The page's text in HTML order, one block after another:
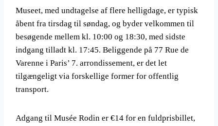
Museet, med undtagelse af flere helligdage, er typisk
åbent fra tirsdag til søndag, og byder velkommen til
besøgende mellem kl. 10:00 og 18:30, med sidste
indgang tilladt kl. 17:45. Beliggende på 77 Rue de
Varenne i Paris’ 7. arrondissement, er det let
tilgængeligt via forskellige former for offentlig
transport.
Adgang til Musée Rodin er €14 for en fuldprisbillet,